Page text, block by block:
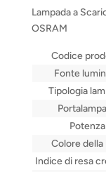
Lampada a
OSRAM
Codice
Fonte
Tipologia
Potenza
Colore della
Indice di resa